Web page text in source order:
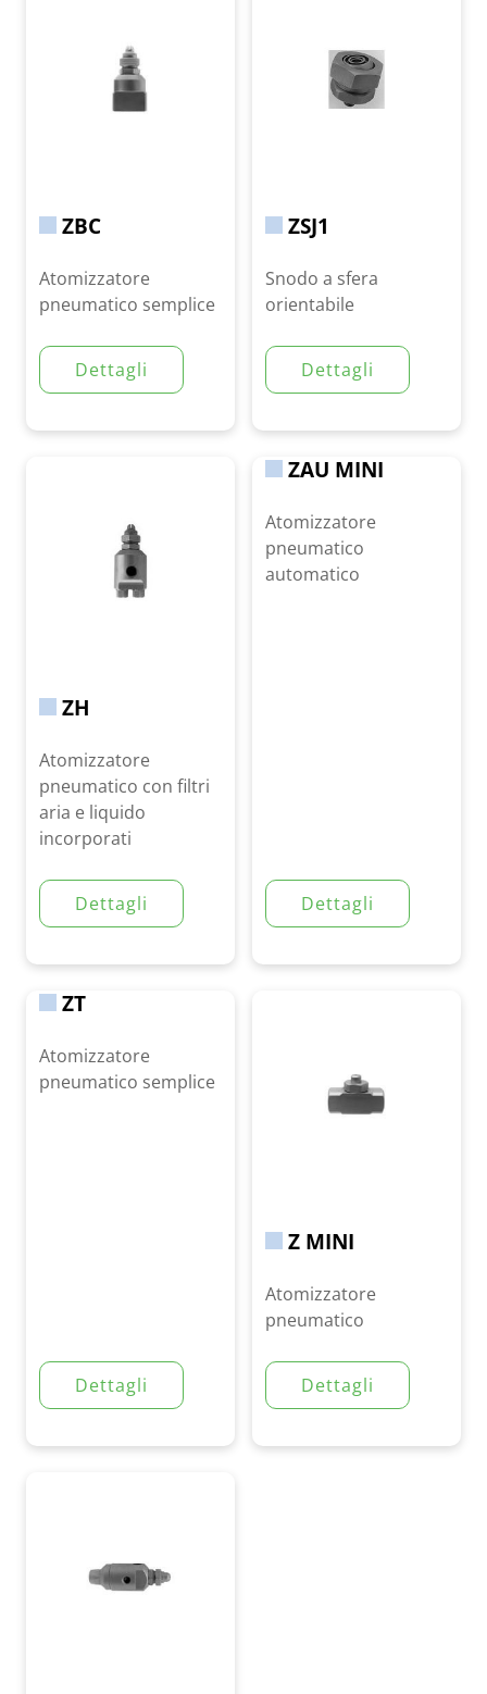
ZBC
Atomizzatore
pneumatico semplice
Dettagli
ZSJ1
Snodo a sfera
orientabile
Dettagli
ZH
Atomizzatore
pneumatico con filtri
aria e liquido
incorporati
Dettagli
ZAU MINI
Atomizzatore
pneumatico
automatico
Dettagli
ZT
Atomizzatore
pneumatico semplice
Dettagli
Z MINI
Atomizzatore
pneumatico
Dettagli